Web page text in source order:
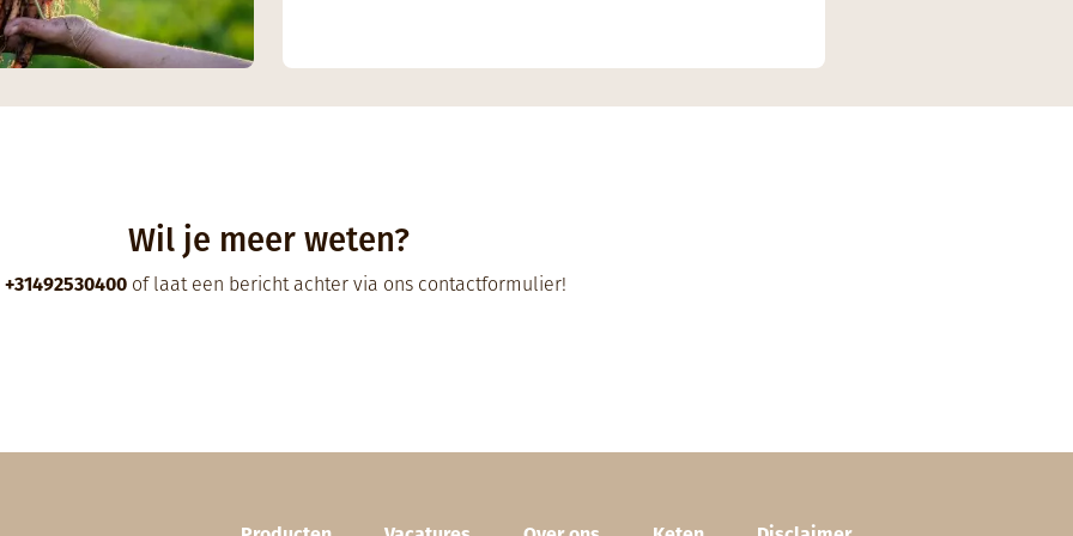
Wil je meer weten?
+31492530400of laat een bericht achter via ons contactformulier!